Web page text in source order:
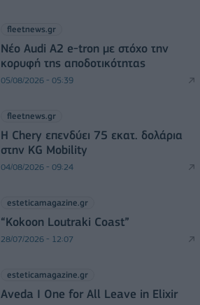
fleetnews.gr
Νέο Audi A2 e-tron με στόχο την
κορυφή της αποδοτικότητας
05/08/2026 - 05:39
fleetnews.gr
Η Chery επενδύει 75 εκατ. δολάρια
στην KG Mobility
04/08/2026 - 09:24
esteticamagazine.gr
“Kokoon Loutraki Coast”
28/07/2026 - 12:07
esteticamagazine.gr
Aveda I One for All Leave in Elixir